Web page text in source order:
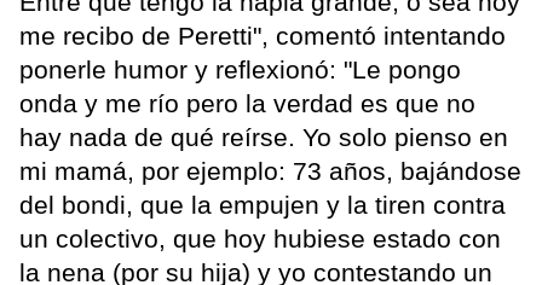
me recibo de Peretti", comentó intentando
ponerle humor y reflexionó: "Le pongo
onda y me río pero la verdad es que no
hay nada de qué reírse. Yo solo pienso en
mi mamá, por ejemplo: 73 años, bajándose
del bondi, que la empujen y la tiren contra
un colectivo, que hoy hubiese estado con
la nena (por su hija) y yo contestando un